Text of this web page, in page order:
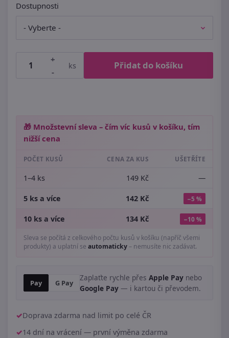
Dostupnosti
+
-
ks Přidat do košíku
🎁 Množstevní sleva – čím víc kusů v košíku, tím
nižší cena
POČET KUSŮ CENA ZA KUS UŠETŘÍTE
1–4 ks 149 Kč —
5 ks a více 142 Kč −5 %
10 ks a více 134 Kč −10 %
Sleva se počítá z celkového počtu kusů v košíku (napříč všemi
produkty) a uplatní se automaticky– nemusíte nic zadávat.
Pay G Pay
Zaplaťte rychle přes Apple Pay nebo
Google Pay — i kartou či převodem.
Doprava zdarma nad limit po celé ČR
14 dní na vrácení — první výměna zdarma